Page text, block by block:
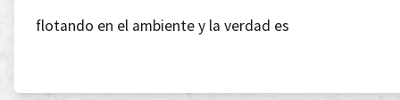
flotando en el ambiente y la verdad es